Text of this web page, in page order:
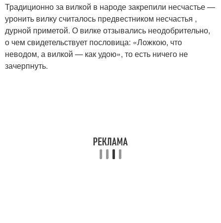
Традиционно за вилкой в народе закрепили несчастье —
уронить вилку считалось предвестником несчастья ,
дурной приметой. О вилке отзывались неодобрительно,
о чем свидетельствует пословица: «Ложкою, что
неводом, а вилкой — как удою», то есть ничего не
зачерпнуть.